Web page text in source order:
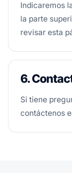
Indicaremos
la parte
revisar esta
6.
Si tiene
contáctenos